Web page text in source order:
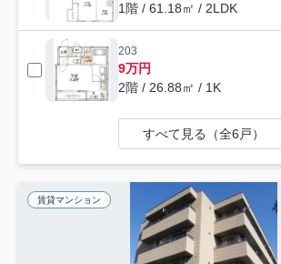
1階 / 61.18㎡ / 2LDK
203
9万円
2階 / 26.88㎡ / 1K
すべて見る（全6戸）
賃貸マンション